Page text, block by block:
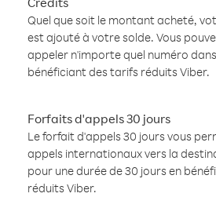
Quel que soit le montant acheté,
est ajouté à votre solde. Vous
appeler n'importe quel numéro
bénéficiant des tarifs réduits Viber.
Forfaits d'appels 30 jours
Le forfait d'appels 30 jours vous
appels internationaux vers la
pour une durée de 30 jours en
réduits Viber.